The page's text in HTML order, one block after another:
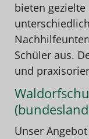
bieten
Schüler aus.
und
Unser